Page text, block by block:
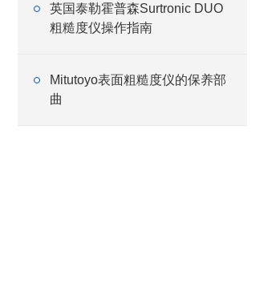
英国泰勒霍普森Surtronic DUO
粗糙度仪操作指南
Mitutoyo表面粗糙度仪的保养部
曲